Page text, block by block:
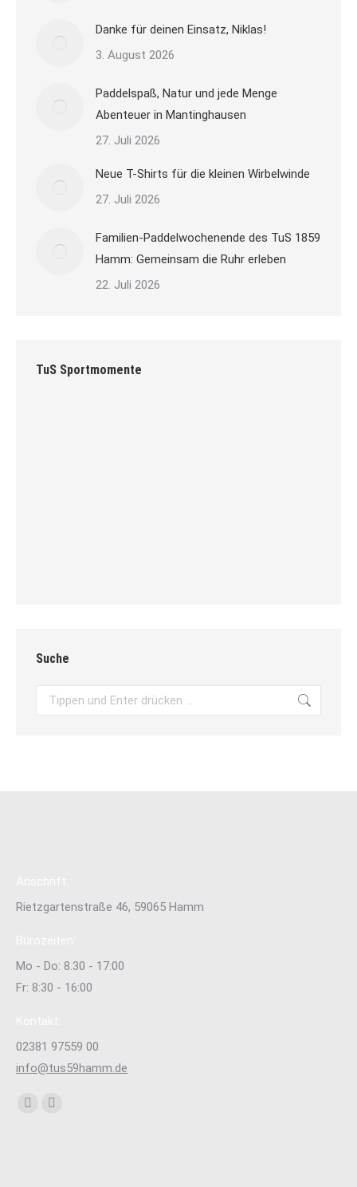
Danke für deinen Einsatz, Niklas!
3. August 2026
Paddelspaß, Natur und jede Menge
Abenteuer in Mantinghausen
27. Juli 2026
Neue T-Shirts für die kleinen Wirbelwinde
27. Juli 2026
Familien-Paddelwochenende des TuS 1859
Hamm: Gemeinsam die Ruhr erleben
22. Juli 2026
TuS Sportmomente
Suche
Search:
Rietzgartenstraße 46, 59065 Hamm
Mo - Do: 8.30 - 17:00
Fr: 8:30 - 16:00
02381 97559 00
info@tus59hamm.de
Finden Sie uns auf: